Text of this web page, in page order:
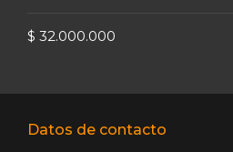
$ 32.000.000
Datos de contacto